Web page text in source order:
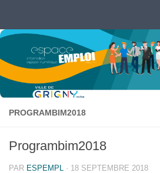
Ouvrir la barre d’outils
PROGRAMBIM2018
Programbim2018
PAR ESPEMPL · 18 SEPTEMBRE 2018